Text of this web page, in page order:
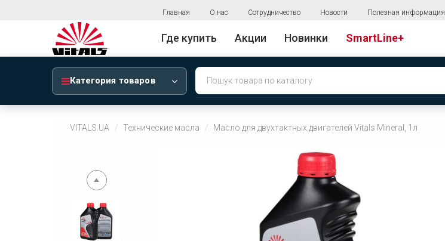
Главная О нас Сотрудничество Новости Полезная информация
Где купить Акции Новинки SmartLine+
Категория товаров
VITALS.UA Технические масла Масло для двухтактных двигателей Vitals Mineral, 1л